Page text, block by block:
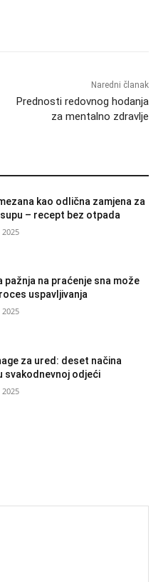
Naredni članak
Prednosti redovnog hodanja
za mentalno zdravlje
kao odlična zamjena za
– recept bez otpada
pažnja na praćenje sna može
uspavljivanja
za ured: deset načina
svakodnevnoj odjeći